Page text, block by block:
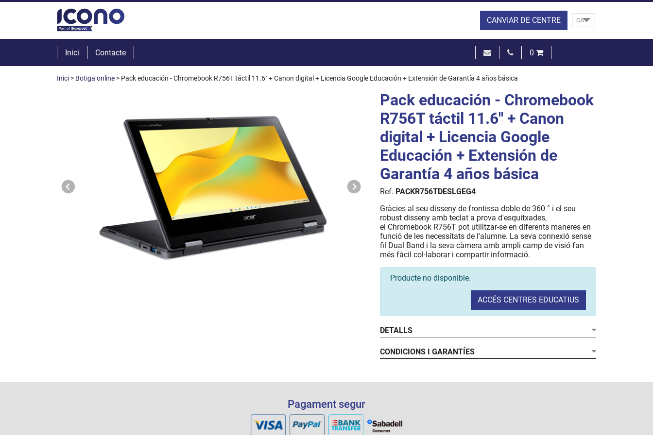
CANVIAR DE CENTRE CA
Inici Contacte
0
Inici > Botiga online > Pack educación - Chromebook R756T táctil 11.6` + Canon digital + Licencia Google Educación + Extensión de Garantía 4 años básica
Pack educación - Chromebook
R756T táctil 11.6" + Canon
digital + Licencia Google
Educación + Extensión de
Garantía 4 años básica
Ref. PACKR756TDESLGEG4
Gràcies al seu disseny de frontissa doble de 360 ° i el seu
robust disseny amb teclat a prova d'esquitxades,
el Chromebook R756T pot utilitzar-se en diferents maneres en
funció de les necessitats de l'alumne. La seva connexió sense
fil Dual Band i la seva càmera amb ampli camp de visió fan
més fàcil col·laborar i compartir informació.​
Producte no disponible.
ACCÉS CENTRES EDUCATIUS
DETALLS
CONDICIONS I GARANTÍES
Pagament segur